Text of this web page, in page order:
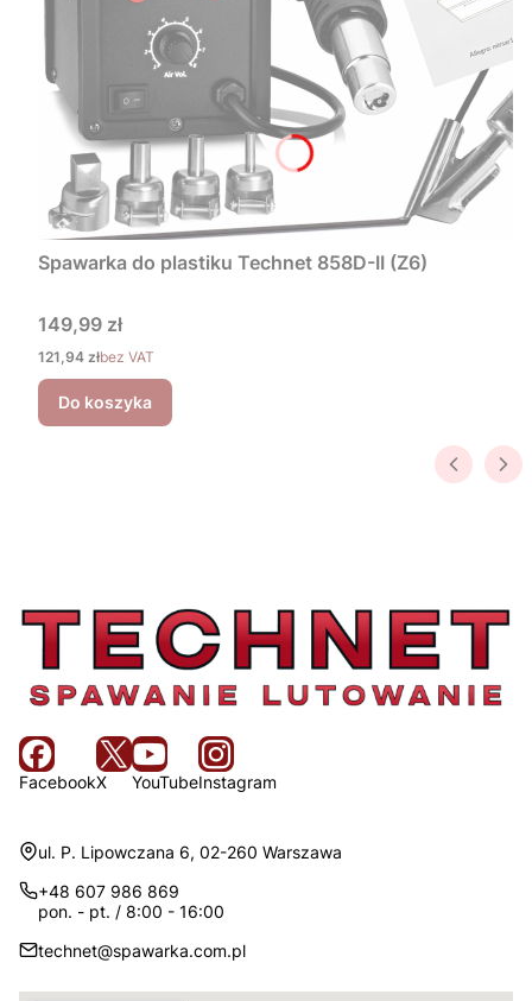
Spawarka do plastiku Technet 858D-II (Z6)
Cena
149,99 zł
Cena
121,94 złbez VAT
Do koszyka
FacebookX YouTubeInstagram
Adres:
ul. P. Lipowczana 6, 02-260 Warszawa
+48 607 986 869
pon. - pt. / 8:00 - 16:00
technet@spawarka.com.pl